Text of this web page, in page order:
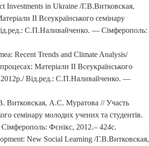
in Ukraine /Г.В.Витковская,
II Всеукраїнського семінару
С.П.Наливайченко. — Сімферополь:
Recent Trends and Climate Analysis/
Матеріали II Всеукраїнського
2012р./ Від.ред.: С.П.Наливайченко. —
Витковская, А.С. Муратова // Участь
семінару молодих учених та студентів.
Фєнікс, 2012.– 424с.
New Social Learning /Г.В.Витковская,